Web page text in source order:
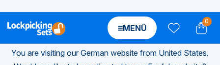
0
MENÜ
You are visiting our German website from United States.